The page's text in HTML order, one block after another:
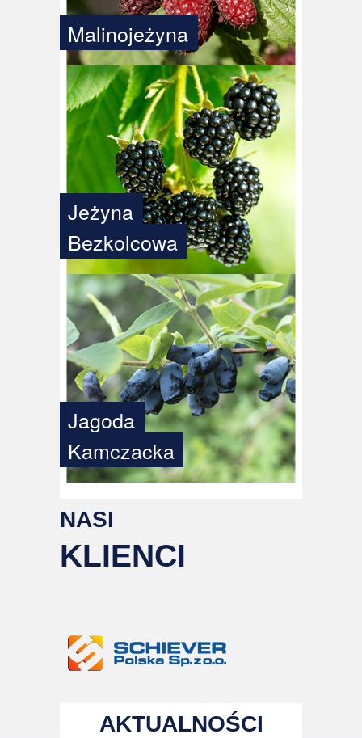
Malinojeżyna
Jeżyna
Bezkolcowa
Jagoda
Kamczacka
NASI
KLIENCI
AKTUALNOŚCI